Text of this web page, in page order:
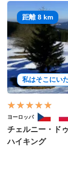
距離 8 km
私はそこにい
ヨーロッパ
チェルニー・ド
ハイキング